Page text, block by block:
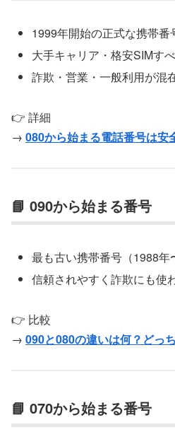
1999年開始の正式な携帯番
大手キャリア・格安SIMす
詐欺・営業・一般利用が混
👉 詳細
→ 080から始まる電話番号は安
📘 090から始まる番号
最も古い携帯番号（1988年
信頼されやすく詐欺にも使
👉 比較
→ 090と080の違いは何？どっ
📘 070から始まる番号